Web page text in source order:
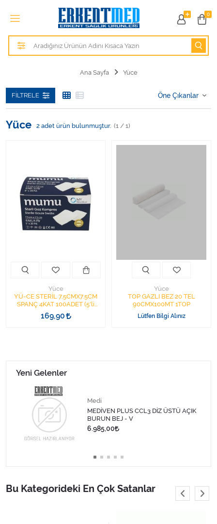
0
Tüm Kategoriler
Alezler
Hasta Bakım Ürünleri
Hastane Mobilyaları
Kişisel Bakım ve Sağlık
Kişisel Bakım ve Sağlık
Ortopedi Ürünleri
Ortopedi Ürünleri
Sarf Malzemeleri
Sarf Malzemeleri
Tıbbi Tekstil Ürünleri
Varis Çorapları
Ana Sayfa Yüce
FILTRELE
Yüce 2 adet ürün bulunmuştur. (1 / 1)
Yüce
YÜ-CE STERİL 7.5CMX7.5CM
SPANÇ 4KAT 100ADET (5'li
paket) KLASİK MODEL
169,90
Yüce
TOP GAZLI BEZ 20 TEL
90CMX100MT 1TOP
Lütfen Bilgi Alınız
Yeni Gelenler
Medi
MEDİVEN PLUS CCL3 DİZ ÜSTÜ AÇIK
BURUN BEJ - V
6.985,00
Bu Kategorideki En Çok Satanlar